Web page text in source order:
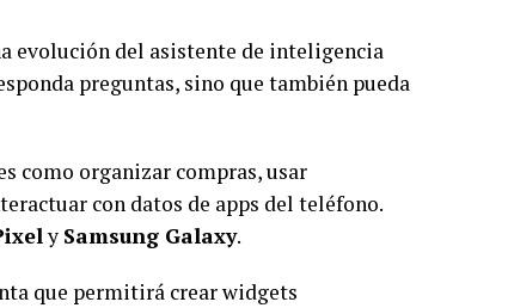
evolución del asistente de inteligencia
preguntas, sino que también pueda
como organizar compras, usar
con datos de apps del teléfono.
y Samsung Galaxy.
que permitirá crear widgets